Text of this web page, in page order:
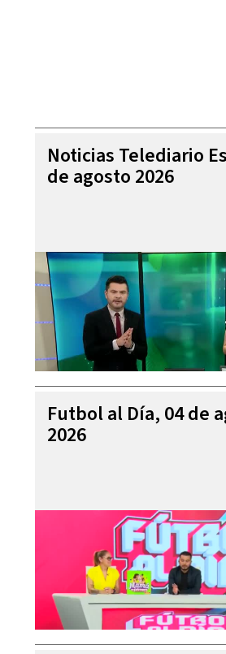
Noticias Telediario
de agosto 2026
Futbol al Día, 04 de
2026